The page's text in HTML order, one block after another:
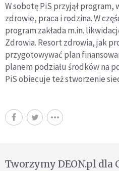
W sobotę PiS przyjął
zdrowie, praca i rodzina. W
program zakłada m.in.
Zdrowia. Resort zdrowia, jak
przygotowywać plan
planem podziału środków na
PiS obiecuje też stworzenie
Tworzymy DEON.pl dla